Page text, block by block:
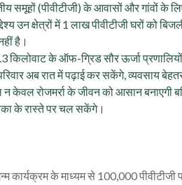
समूहों (पीवीटीजी) के आवासों और गांवों के
उन क्षेत्रों में 1 लाख पीवीटीजी घरों को
है।
किलोवाट के ऑफ-ग्रिड सौर ऊर्जा
परिवार अब रात में पढ़ाई कर सकेंगे,
केवल रोजमर्रा के जीवन को आसान बनाएगी
के रास्ते पर चल सकेंगे।
कार्यक्रम के माध्यम से 100,000 पीवीटीजी